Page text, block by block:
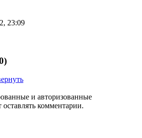
23:09
)
и авторизованные
оставлять комментарии.